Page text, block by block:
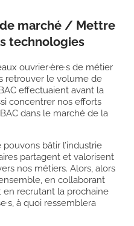
marché / Mettre
technologies
ouvrier·ère·s de métier
retrouver le volume de
effectuaient avant la
concentrer nos efforts
dans le marché de la
bâtir l’industrie
partagent et valorisent
nos métiers. Alors, alors
en collaborant
en recrutant la prochaine
à quoi ressemblera